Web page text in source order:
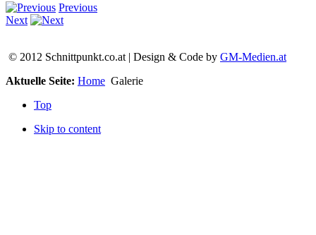
Previous
Next
© 2012 Schnittpunkt.co.at | Design & Code by GM-Medien.at
Aktuelle Seite: Home Galerie
Top
Skip to content